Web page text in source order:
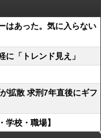
はあった。気に入らない
「トレンド見え」
拡散 求刑7年直後にギフ
学校・職場】